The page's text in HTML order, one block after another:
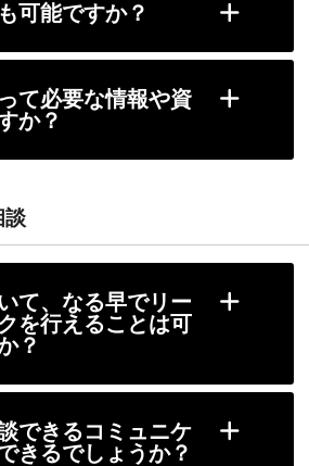
可能ですか？
て必要な情報や資
か？
談
て、なる早でリー
を行えることは可
？
できるコミュニケ
きるでしょうか？